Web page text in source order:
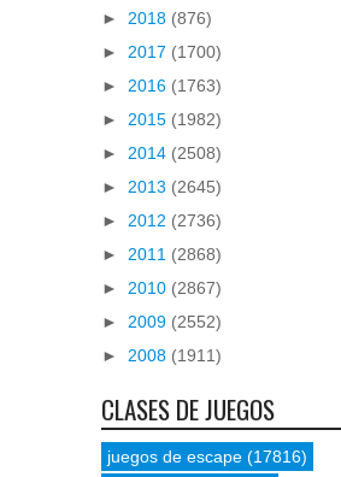
► 2018 (876)
► 2017 (1700)
► 2016 (1763)
► 2015 (1982)
► 2014 (2508)
► 2013 (2645)
► 2012 (2736)
► 2011 (2868)
► 2010 (2867)
► 2009 (2552)
► 2008 (1911)
CLASES DE JUEGOS
juegos de escape (17816)